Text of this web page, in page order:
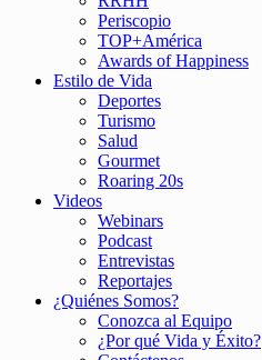
Periscopio
TOP+América
Awards of Happiness
Estilo de Vida
Deportes
Turismo
Salud
Gourmet
Roaring 20s
Videos
Webinars
Podcast
Entrevistas
Reportajes
¿Quiénes Somos?
Conozca al Equipo
¿Por qué Vida y Éxito?